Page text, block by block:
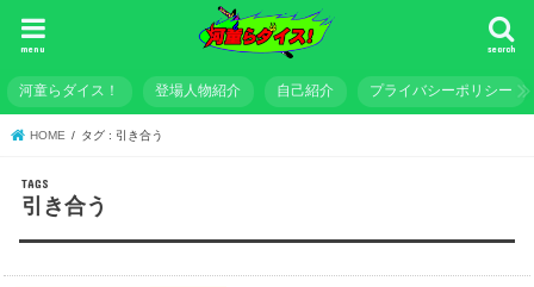
search
menu
河童らダイス！ 登場人物紹介 自己紹介 プライバシーポリシー
HOME タグ : 引き合う
引き合う